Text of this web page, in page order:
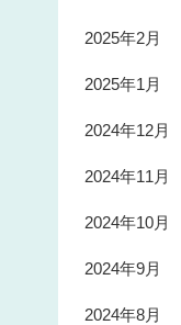
2025年2月
2025年1月
2024年12月
2024年11月
2024年10月
2024年9月
2024年8月